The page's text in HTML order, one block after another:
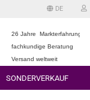
DE
26 Jahre Markterfahrung
fachkundige Beratung
Versand weltweit
SONDERVERKAUF